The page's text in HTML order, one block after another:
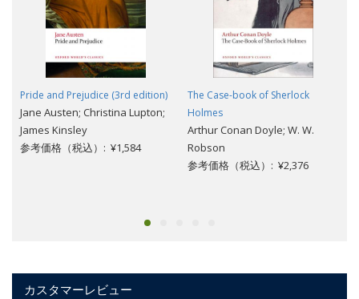
Pride and Prejudice (3rd edition)
Jane Austen; Christina Lupton;
James Kinsley
参考価格（税込）: ¥1,584
The Case-book of Sherlock
Holmes
Arthur Conan Doyle; W. W.
Robson
参考価格（税込）: ¥2,376
カスタマーレビュー